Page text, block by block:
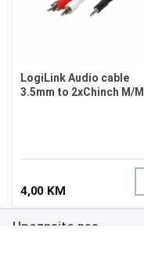
LogiLink Audio cable
3.5mm to 2xChinch M/M
4,00 KM
Upoznajte nas